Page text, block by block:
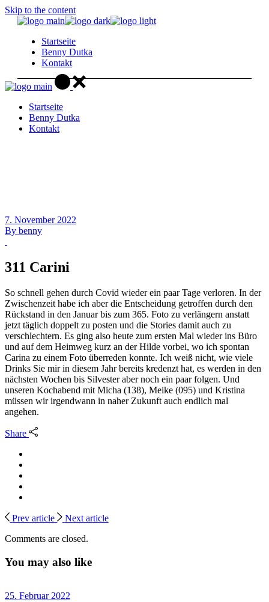
Skip to the content
Startseite
Benny Dutka
Kontakt
Startseite
Benny Dutka
Kontakt
7. November 2022
By benny
311 Carini
So schnell gehen durch Covid wieder ein paar Tage verloren. In der
Zwischenzeit habe ich aber die Entscheidung getroffen durch den
Rückstand in den Januar bis zum 365. Foto zu verlängern anstatt
jetzt täglich doppelt zu posten und die Stories damit auch zu
verschlechtern. Es ging also heute zum ersten Mal wieder ins Büro
und auf dem Heimweg kurz an der Hilde vorbei, wo ich spontan
Carina zu einem Foto überreden konnte. Ich weiß nicht, wie viele
Drinks Sie mir in diesem Jahr bereits kredenzt hat, es werden in den
nächsten Wochen bis Silvester aber noch ein paar folgen. Und
unseren Kochabend mit Micha (138), Meike (095) und Kristina
müssen wir irgendwann in naher Zukunft auch endlich mal
angehen.
Share
Prev article
Next article
Comments are closed.
You may also like
25. Februar 2022